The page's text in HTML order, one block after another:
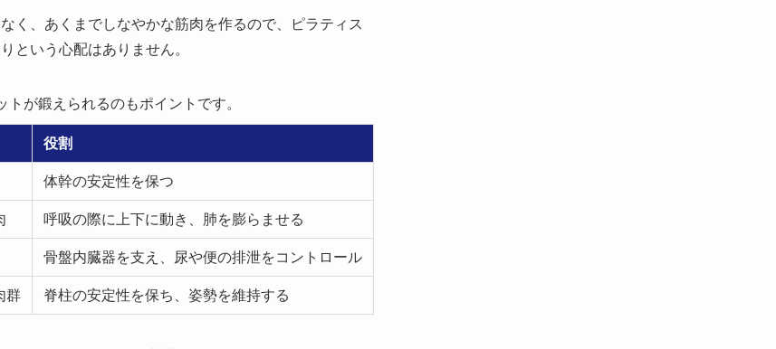
く、あくまでしなやかな筋肉を作るので、ピラティス
という心配はありません。
が鍛えられるのもポイントです。
役割
体幹の安定性を保つ
呼吸の際に上下に動き、肺を膨らませる
骨盤内臓器を支え、尿や便の排泄をコントロール
群 脊柱の安定性を保ち、姿勢を維持する